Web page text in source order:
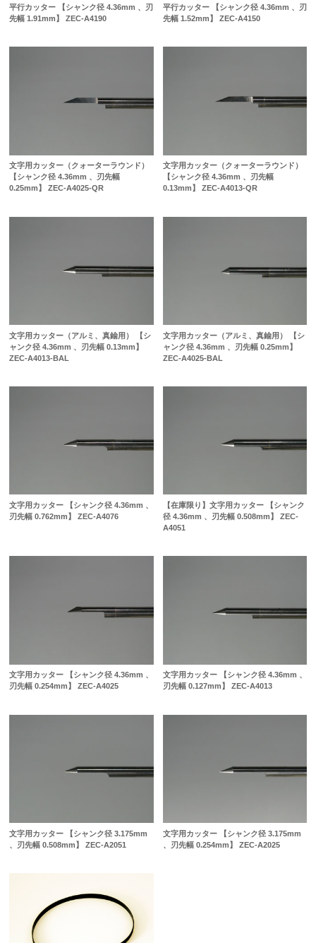
平行カッター 【シャンク径 4.36mm 、刃
先幅 1.91mm】 ZEC-A4190
平行カッター 【シャンク径 4.36mm 、刃
先幅 1.52mm】 ZEC-A4150
文字用カッター（クォーターラウンド）
【シャンク径 4.36mm 、刃先幅
0.25mm】 ZEC-A4025-QR
文字用カッター（クォーターラウンド）
【シャンク径 4.36mm 、刃先幅
0.13mm】 ZEC-A4013-QR
文字用カッター（アルミ、真鍮用） 【シ
ャンク径 4.36mm 、刃先幅 0.13mm】
ZEC-A4013-BAL
文字用カッター（アルミ、真鍮用） 【シ
ャンク径 4.36mm 、刃先幅 0.25mm】
ZEC-A4025-BAL
文字用カッター 【シャンク径 4.36mm 、
刃先幅 0.762mm】 ZEC-A4076
【在庫限り】文字用カッター 【シャンク
径 4.36mm 、刃先幅 0.508mm】 ZEC-
A4051
文字用カッター 【シャンク径 4.36mm 、
刃先幅 0.254mm】 ZEC-A4025
文字用カッター 【シャンク径 4.36mm 、
刃先幅 0.127mm】 ZEC-A4013
文字用カッター 【シャンク径 3.175mm
、刃先幅 0.508mm】 ZEC-A2051
文字用カッター 【シャンク径 3.175mm
、刃先幅 0.254mm】 ZEC-A2025